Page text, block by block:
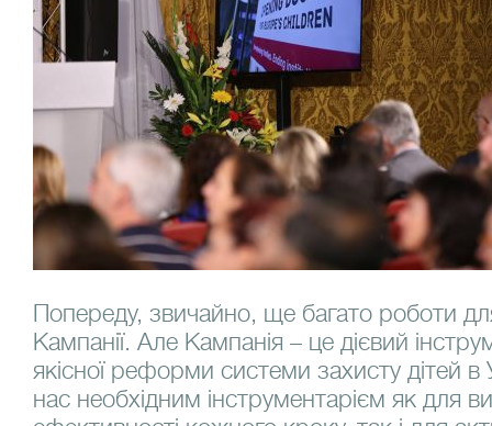
Попереду, звичайно, ще багато роботи
Кампанії. Але Кампанія – це дієвий
якісної реформи системи захисту дітей в
нас необхідним інструментарієм як для